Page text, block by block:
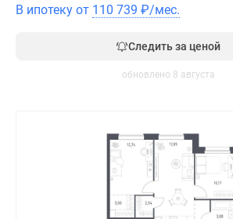
В ипотеку от 110 739 ₽/мес.
Следить за ценой
обновлено 8 августа